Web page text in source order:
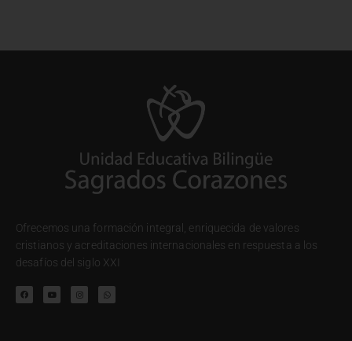
Ofrecemos una formación integral, enriquecida de valores
cristianos y acreditaciones internacionales en respuesta a los
desafíos del siglo XXI